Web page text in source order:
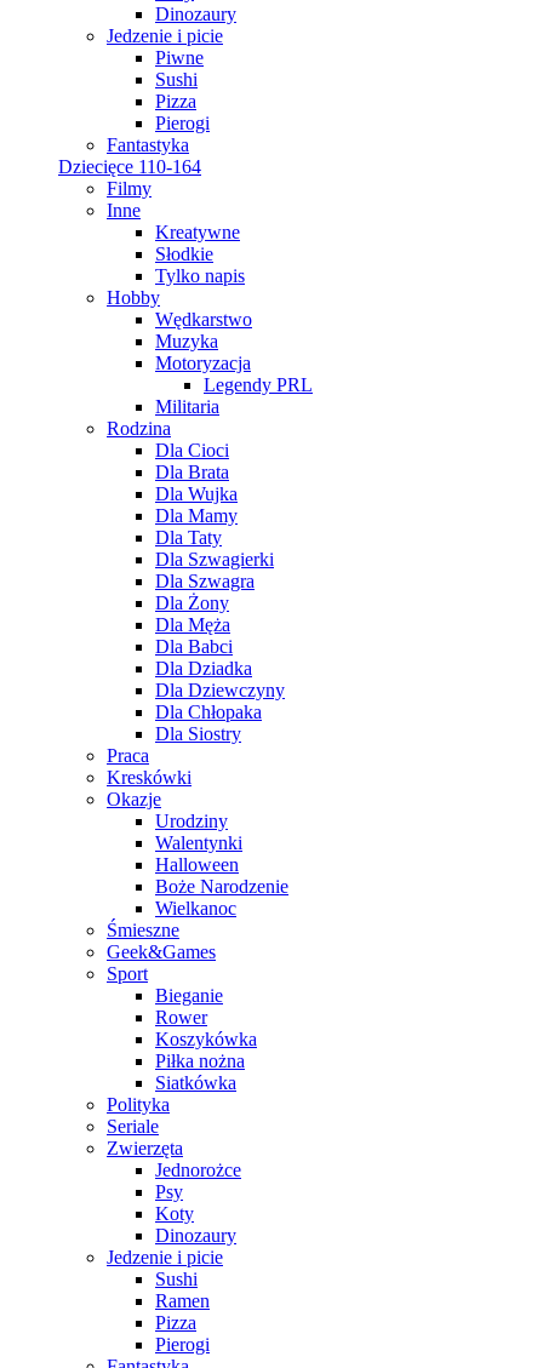
Dinozaury
Jedzenie i picie
Piwne
Sushi
Pizza
Pierogi
Fantastyka
Dziecięce 110-164
Filmy
Inne
Kreatywne
Słodkie
Tylko napis
Hobby
Wędkarstwo
Muzyka
Motoryzacja
Legendy PRL
Militaria
Rodzina
Dla Cioci
Dla Brata
Dla Wujka
Dla Mamy
Dla Taty
Dla Szwagierki
Dla Szwagra
Dla Żony
Dla Męża
Dla Babci
Dla Dziadka
Dla Dziewczyny
Dla Chłopaka
Dla Siostry
Praca
Kreskówki
Okazje
Urodziny
Walentynki
Halloween
Boże Narodzenie
Wielkanoc
Śmieszne
Geek&Games
Sport
Bieganie
Rower
Koszykówka
Piłka nożna
Siatkówka
Polityka
Seriale
Zwierzęta
Jednorożce
Psy
Koty
Dinozaury
Jedzenie i picie
Sushi
Ramen
Pizza
Pierogi